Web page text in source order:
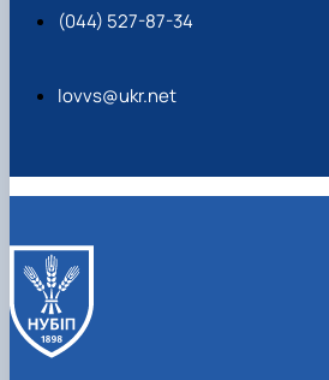
(044) 527-87-34
lovvs@ukr.net